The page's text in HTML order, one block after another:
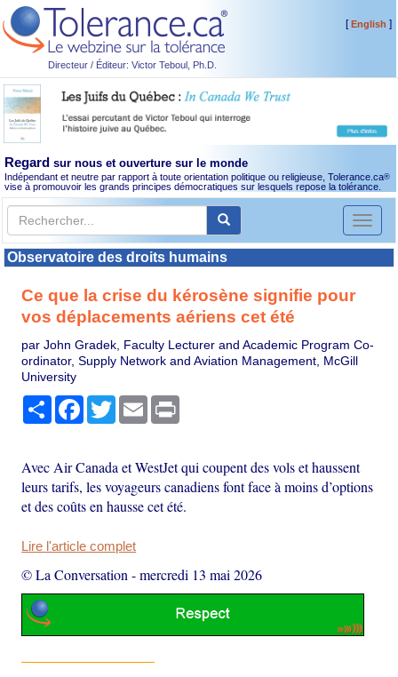
Directeur / Éditeur: Victor Teboul, Ph.D.
[English ]
Regard sur nous et ouverture sur le monde
Indépendant et neutre par rapport à toute orientation politique ou religieuse, Tolerance.ca®
vise à promouvoir les grands principes démocratiques sur lesquels repose la tolérance.
Toggle
Observatoire des droits humains
Ce que la crise du kérosène signifie pour
vos déplacements aériens cet été
par John Gradek, Faculty Lecturer and Academic Program Co-
ordinator, Supply Network and Aviation Management, McGill
University
PartagerFacebook
TwitterEmail
Avec Air Canada et WestJet qui coupent des vols et haussent
leurs tarifs, les voyageurs canadiens font face à moins d’options
et des coûts en hausse cet été.
Lire l'article complet
© La Conversation -mercredi 13 mai 2026